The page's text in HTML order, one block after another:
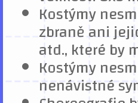
Kostýmy
zbraně ani
atd., které by
Kostýmy
nenávistné